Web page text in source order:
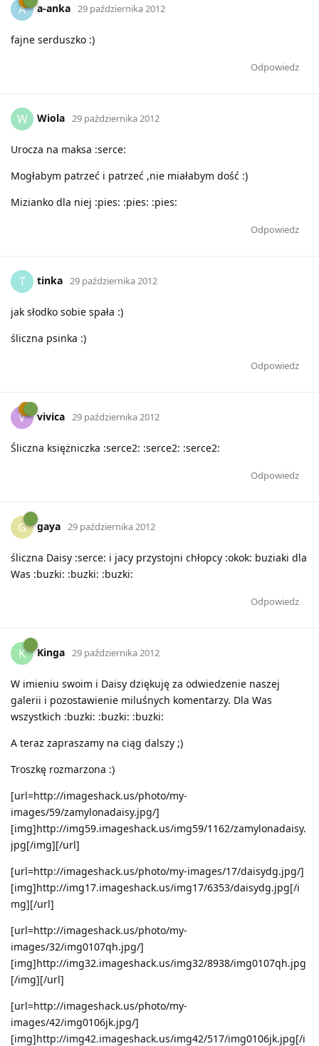
A a-anka 29 października 2012
fajne serduszko :)
Odpowiedz
W Wiola 29 października 2012
Urocza na maksa :serce:
Mogłabym patrzeć i patrzeć ,nie miałabym dość :)
Mizianko dla niej :pies: :pies: :pies:
Odpowiedz
T tinka 29 października 2012
jak słodko sobie spała :)
śliczna psinka :)
Odpowiedz
V vivica 29 października 2012
Śliczna księżniczka :serce2: :serce2: :serce2:
Odpowiedz
G gaya 29 października 2012
śliczna Daisy :serce: i jacy przystojni chłopcy :okok: buziaki dla
Was :buzki: :buzki: :buzki:
Odpowiedz
K Kinga 29 października 2012
W imieniu swoim i Daisy dziękuję za odwiedzenie naszej
galerii i pozostawienie miluśnych komentarzy. Dla Was
wszystkich :buzki: :buzki: :buzki:
A teraz zapraszamy na ciąg dalszy ;)
Troszkę rozmarzona :)
[url=http://imageshack.us/photo/my-
images/59/zamylonadaisy.jpg/]
[img]http://img59.imageshack.us/img59/1162/zamylonadaisy.
jpg[/img][/url]
[url=http://imageshack.us/photo/my-images/17/daisydg.jpg/]
[img]http://img17.imageshack.us/img17/6353/daisydg.jpg[/i
mg][/url]
[url=http://imageshack.us/photo/my-
images/32/img0107qh.jpg/]
[img]http://img32.imageshack.us/img32/8938/img0107qh.jpg
[/img][/url]
[url=http://imageshack.us/photo/my-
images/42/img0106jk.jpg/]
[img]http://img42.imageshack.us/img42/517/img0106jk.jpg[/i